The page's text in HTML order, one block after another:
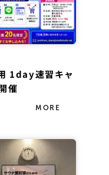
1day速習キャ
催
MORE